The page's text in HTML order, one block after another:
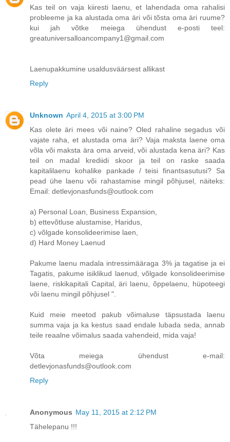
Kas teil on vaja kiiresti laenu, et lahendada oma rahalisi
probleeme ja ka alustada oma äri või tõsta oma äri ruume?
kui jah võtke meiega ühendust e-posti teel:
greatuniversalloancompany1@gmail.com
Laenupakkumine usaldusväärsest allikast
Reply
Unknown April 4, 2015 at 3:00 PM
Kas olete äri mees või naine? Oled rahaline segadus või
vajate raha, et alustada oma äri? Vaja maksta laene oma
võla või maksta ära oma arveid, või alustada kena äri? Kas
teil on madal krediidi skoor ja teil on raske saada
kapitalilaenu kohalike pankade / teisi finantsasutusi? Sa
pead ühe laenu või rahastamise mingil põhjusel, näiteks:
Email: detlevjonasfunds@outlook.com
a) Personal Loan, Business Expansion,
b) ettevõtluse alustamise, Haridus,
c) võlgade konsolideerimise laen,
d) Hard Money Laenud
Pakume laenu madala intressimääraga 3% ja tagatise ja ei
Tagatis, pakume isiklikud laenud, võlgade konsolideerimise
laene, riskikapitali Capital, äri laenu, õppelaenu, hüpoteegi
või laenu mingil põhjusel ".
Kuid meie meetod pakub võimaluse täpsustada laenu
summa vaja ja ka kestus saad endale lubada seda, annab
teile reaalne võimalus saada vahendeid, mida vaja!
Võta meiega ühendust e-mail:
detlevjonasfunds@outlook.com
Reply
Anonymous May 11, 2015 at 2:12 PM
Tähelepanu !!!